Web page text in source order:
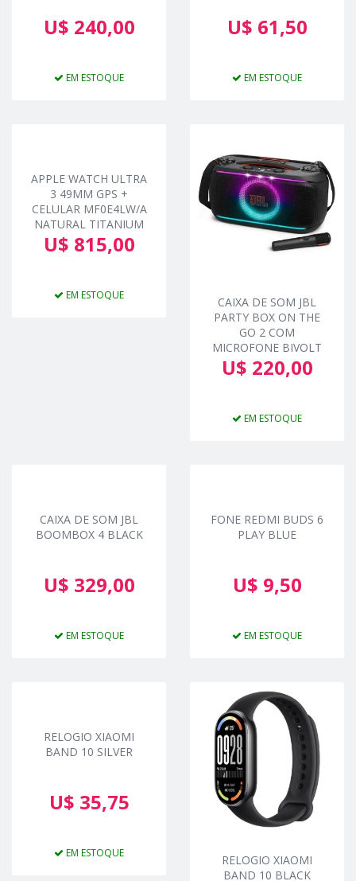
U$ 240,00
EM ESTOQUE
U$ 61,50
EM ESTOQUE
APPLE WATCH ULTRA
3 49MM GPS +
CELULAR MF0E4LW/A
NATURAL TITANIUM
U$ 815,00
EM ESTOQUE
CAIXA DE SOM JBL
PARTY BOX ON THE
GO 2 COM
MICROFONE BIVOLT
U$ 220,00
EM ESTOQUE
CAIXA DE SOM JBL
BOOMBOX 4 BLACK
U$ 329,00
EM ESTOQUE
FONE REDMI BUDS 6
PLAY BLUE
U$ 9,50
EM ESTOQUE
RELOGIO XIAOMI
BAND 10 SILVER
U$ 35,75
EM ESTOQUE
RELOGIO XIAOMI
BAND 10 BLACK